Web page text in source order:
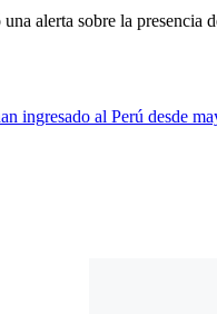
alerta sobre la presencia